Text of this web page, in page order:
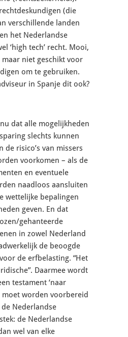
(die
verschillende landen
het Nederlandse
‘high tech’ recht. Mooi,
niet geschikt voor
om te gebruiken.
in Spanje dit ook?
dat alle mogelijkheden
slechts kunnen
de risico’s van missers
voorkomen – als de
en eventuele
naadloos aansluiten
wettelijke bepalingen
geven. En dat
gehanteerde
in zowel Nederland
de beoogde
de erfbelasting. “Het
Daarmee wordt
testament ‘naar
moet worden voorbereid
Nederlandse
de Nederlandse
wel van elke